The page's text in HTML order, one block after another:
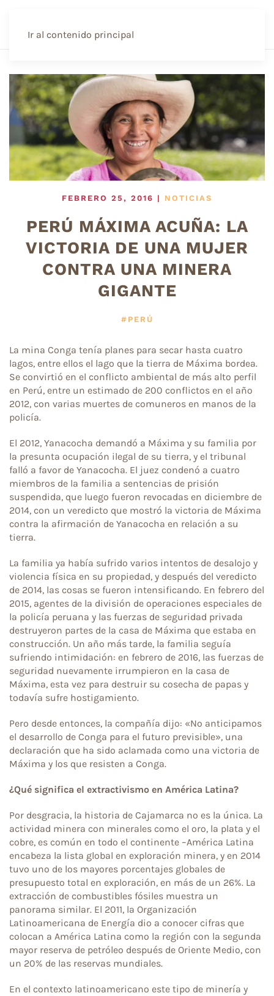
Ir al contenido principal
FEBRERO 25, 2016 | NOTICIAS
PERÚ MÁXIMA ACUÑA: LA
VICTORIA DE UNA MUJER
CONTRA UNA MINERA
GIGANTE
#PERÚ
La mina Conga tenía planes para secar hasta cuatro
lagos, entre ellos el lago que la tierra de Máxima bordea.
Se convirtió en el conflicto ambiental de más alto perfil
en Perú, entre un estimado de 200 conflictos en el año
2012, con varias muertes de comuneros en manos de la
policía.
El 2012, Yanacocha demandó a Máxima y su familia por
la presunta ocupación ilegal de su tierra, y el tribunal
falló a favor de Yanacocha. El juez condenó a cuatro
miembros de la familia a sentencias de prisión
suspendida, que luego fueron revocadas en diciembre de
2014, con un veredicto que mostró la victoria de Máxima
contra la afirmación de Yanacocha en relación a su
tierra.
La familia ya había sufrido varios intentos de desalojo y
violencia física en su propiedad, y después del veredicto
de 2014, las cosas se fueron intensificando. En febrero del
2015, agentes de la división de operaciones especiales de
la policía peruana y las fuerzas de seguridad privada
destruyeron partes de la casa de Máxima que estaba en
construcción. Un año más tarde, la familia seguía
sufriendo intimidación: en febrero de 2016, las fuerzas de
seguridad nuevamente irrumpieron en la casa de
Máxima, esta vez para destruir su cosecha de papas y
todavía sufre hostigamiento.
Pero desde entonces, la compañía dijo: «No anticipamos
el desarrollo de Conga para el futuro previsible», una
declaración que ha sido aclamada como una victoria de
Máxima y los que resisten a Conga.
¿Qué significa el extractivismo en América Latina?
Por desgracia, la historia de Cajamarca no es la única. La
actividad minera con minerales como el oro, la plata y el
cobre, es común en todo el continente –América Latina
encabeza la lista global en exploración minera, y en 2014
tuvo uno de los mayores porcentajes globales de
presupuesto total en exploración, en más de un 26%. La
extracción de combustibles fósiles muestra un
panorama similar. El 2011, la Organización
Latinoamericana de Energía dio a conocer cifras que
colocan a América Latina como la región con la segunda
mayor reserva de petróleo después de Oriente Medio, con
un 20% de las reservas mundiales.
En el contexto latinoamericano este tipo de minería y